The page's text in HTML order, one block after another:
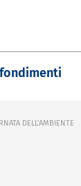
DELL'AMBIENTE